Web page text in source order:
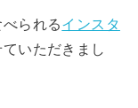
られるインスタ
いただきまし